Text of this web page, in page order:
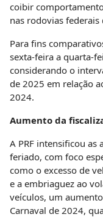
coibir
nas rodovias
Para fins
sexta-feira a quarta-
considerando o
de 2025 em relação
2024.
Aumento da
A PRF intensificou as
feriado, com foco
como o excesso de
e a embriaguez ao
veículos, um
Carnaval de 2024,